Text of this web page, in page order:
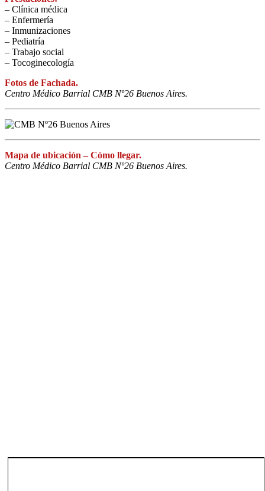
– Clínica médica
– Enfermería
– Inmunizaciones
– Pediatría
– Trabajo social
– Tocoginecología
Fotos de Fachada.
Centro Médico Barrial CMB Nº26 Buenos Aires.
Mapa de ubicación – Cómo llegar.
Centro Médico Barrial CMB Nº26 Buenos Aires.